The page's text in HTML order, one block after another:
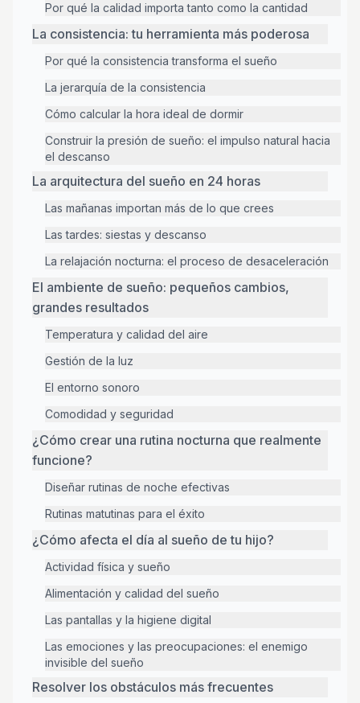
Por qué la calidad importa tanto como la cantidad
La consistencia: tu herramienta más poderosa
Por qué la consistencia transforma el sueño
La jerarquía de la consistencia
Cómo calcular la hora ideal de dormir
Construir la presión de sueño: el impulso natural hacia
el descanso
La arquitectura del sueño en 24 horas
Las mañanas importan más de lo que crees
Las tardes: siestas y descanso
La relajación nocturna: el proceso de desaceleración
El ambiente de sueño: pequeños cambios,
grandes resultados
Temperatura y calidad del aire
Gestión de la luz
El entorno sonoro
Comodidad y seguridad
¿Cómo crear una rutina nocturna que realmente
funcione?
Diseñar rutinas de noche efectivas
Rutinas matutinas para el éxito
¿Cómo afecta el día al sueño de tu hijo?
Actividad física y sueño
Alimentación y calidad del sueño
Las pantallas y la higiene digital
Las emociones y las preocupaciones: el enemigo
invisible del sueño
Resolver los obstáculos más frecuentes